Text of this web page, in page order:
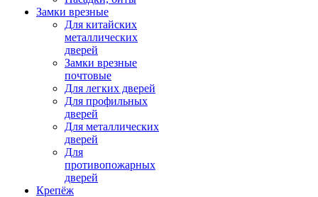
Замки врезные
Для китайских
металлических
дверей
Замки врезные
почтовые
Для легких дверей
Для профильных
дверей
Для металлических
дверей
Для
противопожарных
дверей
Крепёж